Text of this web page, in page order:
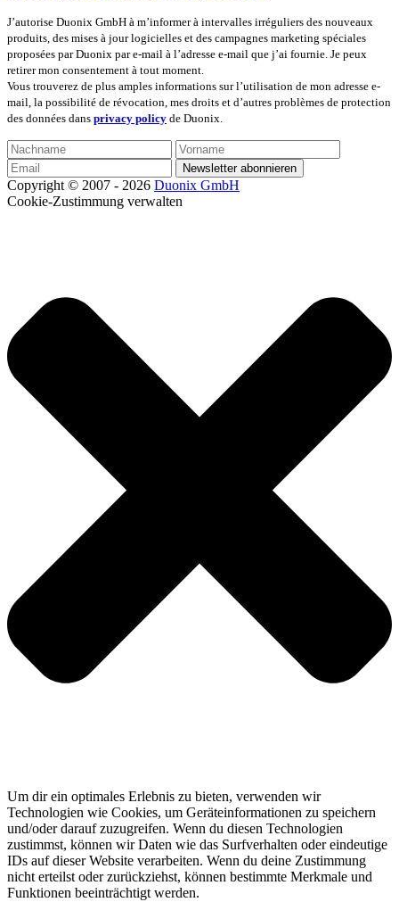
J’autorise Duonix GmbH à m’informer à intervalles irréguliers des nouveaux
produits, des mises à jour logicielles et des campagnes marketing spéciales
proposées par Duonix par e-mail à l’adresse e-mail que j’ai fournie. Je peux
retirer mon consentement à tout moment.
Vous trouverez de plus amples informations sur l’utilisation de mon adresse e-
mail, la possibilité de révocation, mes droits et d’autres problèmes de protection
des données dans privacy policy de Duonix.
Copyright © 2007 - 2026 Duonix GmbH
Cookie-Zustimmung verwalten
Um dir ein optimales Erlebnis zu bieten, verwenden wir
Technologien wie Cookies, um Geräteinformationen zu speichern
und/oder darauf zuzugreifen. Wenn du diesen Technologien
zustimmst, können wir Daten wie das Surfverhalten oder eindeutige
IDs auf dieser Website verarbeiten. Wenn du deine Zustimmung
nicht erteilst oder zurückziehst, können bestimmte Merkmale und
Funktionen beeinträchtigt werden.